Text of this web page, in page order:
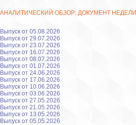
АНАЛИТИЧЕСКИЙ ОБЗОР: ДОКУМЕНТ НЕДЕЛИ
Выпуск от 05.08.2026
Выпуск от 29.07.2026
Выпуск от 23.07.2026
Выпуск от 16.07.2026
Выпуск от 08.07.2026
Выпуск от 01.07.2026
Выпуск от 24.06.2026
Выпуск от 17.06.2026
Выпуск от 10.06.2026
Выпуск от 03.06.2026
Выпуск от 27.05.2026
Выпуск от 21.05.2026
Выпуск от 13.05.2026
Выпуск от 05.05.2026